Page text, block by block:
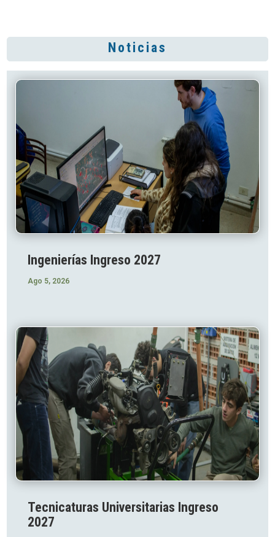
Noticias
Ingenierías Ingreso 2027
Ago 5, 2026
Tecnicaturas Universitarias Ingreso
2027